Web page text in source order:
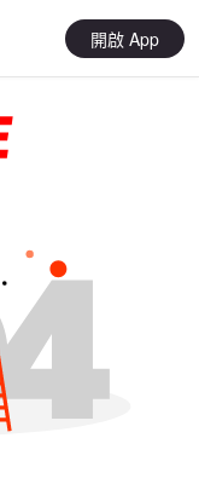
開啟 App